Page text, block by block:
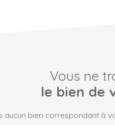
Vous ne
le bien de
aucun bien correspondant à